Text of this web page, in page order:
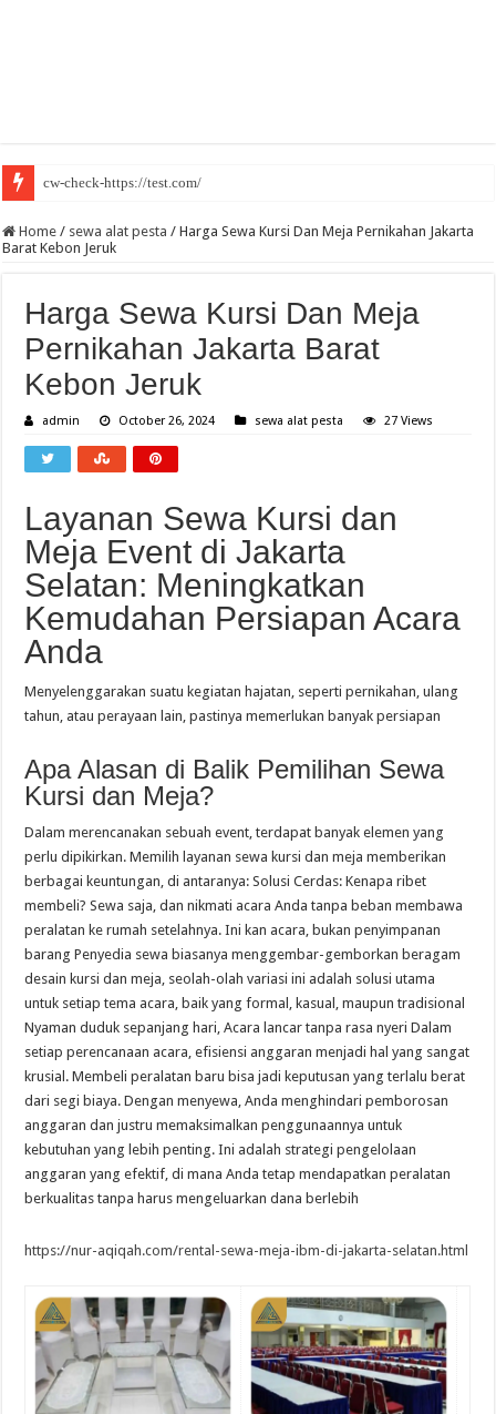
cw-check-https://test.com/
Home / sewa alat pesta / Harga Sewa Kursi Dan Meja Pernikahan Jakarta
Barat Kebon Jeruk
Harga Sewa Kursi Dan Meja
Pernikahan Jakarta Barat
Kebon Jeruk
admin October 26, 2024 sewa alat pesta 27 Views
Layanan Sewa Kursi dan
Meja Event di Jakarta
Selatan: Meningkatkan
Kemudahan Persiapan Acara
Anda
Menyelenggarakan suatu kegiatan hajatan, seperti pernikahan, ulang
tahun, atau perayaan lain, pastinya memerlukan banyak persiapan
Apa Alasan di Balik Pemilihan Sewa
Kursi dan Meja?
Dalam merencanakan sebuah event, terdapat banyak elemen yang
perlu dipikirkan. Memilih layanan sewa kursi dan meja memberikan
berbagai keuntungan, di antaranya: Solusi Cerdas: Kenapa ribet
membeli? Sewa saja, dan nikmati acara Anda tanpa beban membawa
peralatan ke rumah setelahnya. Ini kan acara, bukan penyimpanan
barang Penyedia sewa biasanya menggembar-gemborkan beragam
desain kursi dan meja, seolah-olah variasi ini adalah solusi utama
untuk setiap tema acara, baik yang formal, kasual, maupun tradisional
Nyaman duduk sepanjang hari, Acara lancar tanpa rasa nyeri Dalam
setiap perencanaan acara, efisiensi anggaran menjadi hal yang sangat
krusial. Membeli peralatan baru bisa jadi keputusan yang terlalu berat
dari segi biaya. Dengan menyewa, Anda menghindari pemborosan
anggaran dan justru memaksimalkan penggunaannya untuk
kebutuhan yang lebih penting. Ini adalah strategi pengelolaan
anggaran yang efektif, di mana Anda tetap mendapatkan peralatan
berkualitas tanpa harus mengeluarkan dana berlebih
https://nur-aqiqah.com/rental-sewa-meja-ibm-di-jakarta-selatan.html